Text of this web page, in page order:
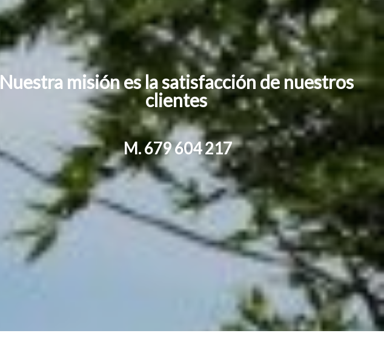
Nuestra misión es la satisfacción de nuestros
clientes
M. 679 604 217